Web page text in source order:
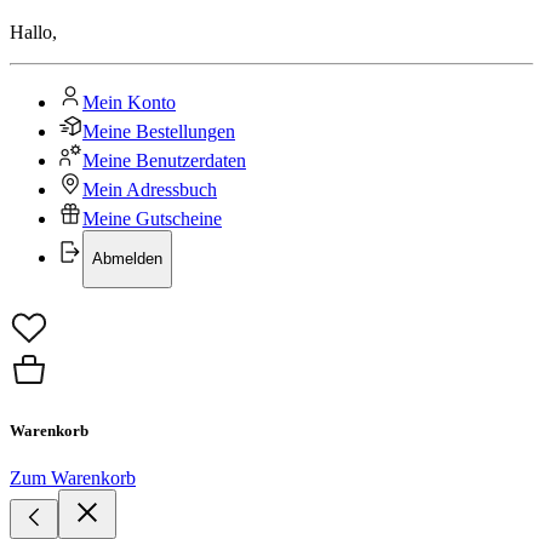
Hallo,
Mein Konto
Meine Bestellungen
Meine Benutzerdaten
Mein Adressbuch
Meine Gutscheine
Abmelden
Warenkorb
Zum Warenkorb